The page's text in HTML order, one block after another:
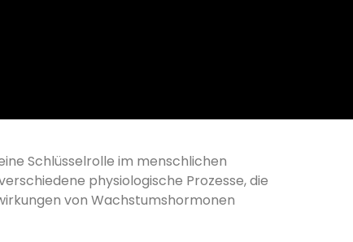
Schlüsselrolle im menschlichen
physiologische Prozesse, die
von Wachstumshormonen